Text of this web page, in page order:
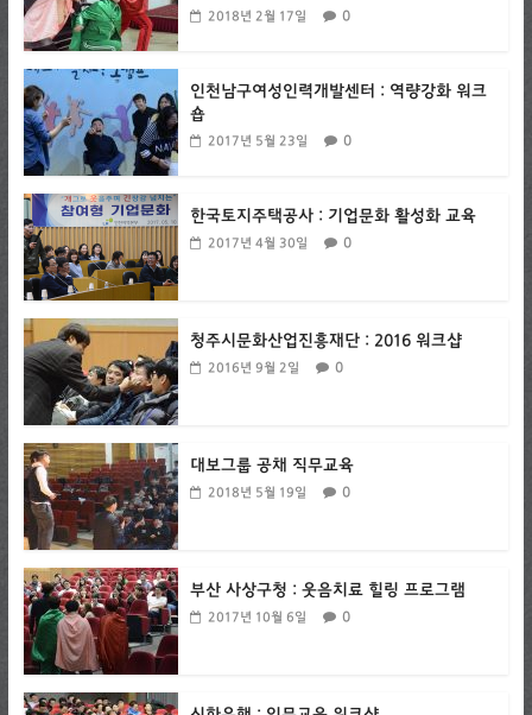
2018년 2월 17일 0
인천남구여성인력개발센터 : 역량강화 워크
숍
2017년 5월 23일 0
한국토지주택공사 : 기업문화 활성화 교육
2017년 4월 30일 0
청주시문화산업진흥재단 : 2016 워크샵
2016년 9월 2일 0
대보그룹 공채 직무교육
2018년 5월 19일 0
부산 사상구청 : 웃음치료 힐링 프로그램
2017년 10월 6일 0